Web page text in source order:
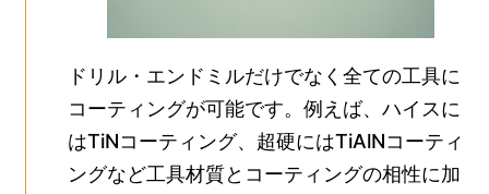
ドリル・エンドミルだけでなく全ての工具に
コーティングが可能です。例えば、ハイスに
はTiNコーティング、超硬にはTiAlNコーティ
ングなど工具材質とコーティングの相性に加